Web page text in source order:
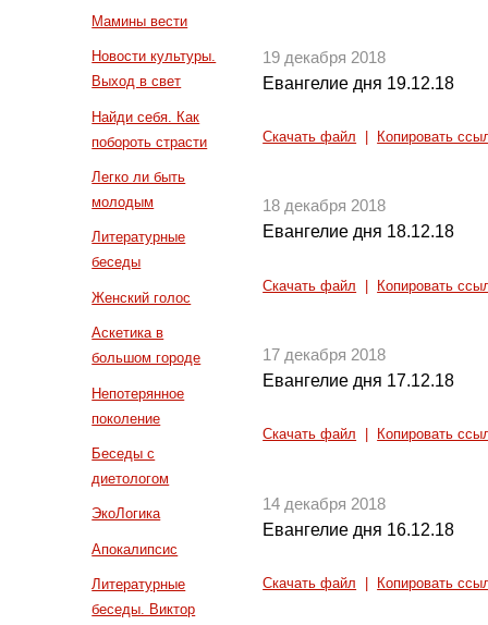
Мамины вести
Новости культуры.
Выход в свет
Найди себя. Как
побороть страсти
Легко ли быть
молодым
Литературные
беседы
Женский голос
Аскетика в
большом городе
Непотерянное
поколение
Беседы с
диетологом
ЭкоЛогика
Апокалипсис
Литературные
беседы. Виктор
19 декабря 2018
Евангелие дня 19.12.18
Скачать файл Копировать
18 декабря 2018
Евангелие дня 18.12.18
Скачать файл Копировать
17 декабря 2018
Евангелие дня 17.12.18
Скачать файл Копировать
14 декабря 2018
Евангелие дня 16.12.18
Скачать файл Копировать